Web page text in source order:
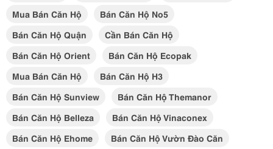
Mua Bán Căn Hộ
Bán Căn Hộ No5
Bán Căn Hộ Quận
Cần Bán Căn Hộ
Bán Căn Hộ Orient
Bán Căn Hộ Ecopak
Mua Bán Căn Hộ
Bán Căn Hộ H3
Bán Căn Hộ Sunview
Bán Căn Hộ Themanor
Bán Căn Hộ Belleza
Bán Căn Hộ Vinaconex
Bán Căn Hộ Ehome
Bán Căn Hộ Vườn Đào Căn